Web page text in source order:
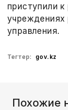
приступили
учреждениях
управления.
Тегтер: gov.kz
Похожие